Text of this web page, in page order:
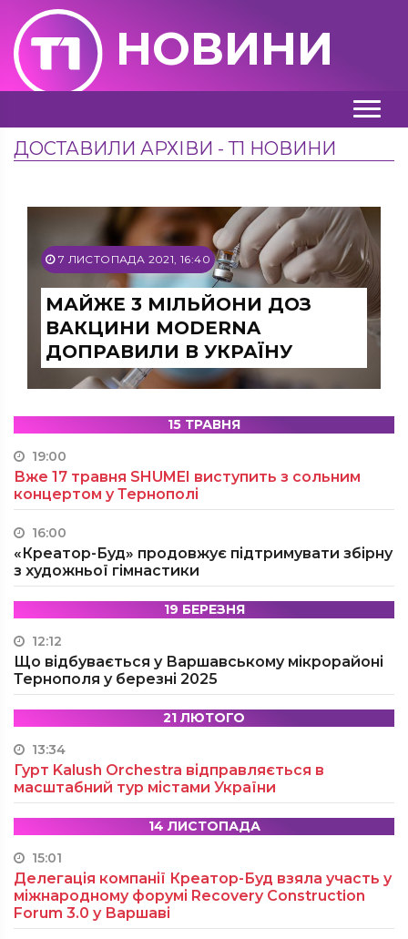
НОВИНИ
ДОСТАВИЛИ АРХІВИ - Т1 НОВИНИ
7 ЛИСТОПАДА 2021, 16:40
МАЙЖЕ 3 МІЛЬЙОНИ ДОЗ
ВАКЦИНИ MODERNA
ДОПРАВИЛИ В УКРАЇНУ
15 ТРАВНЯ
19:00
Вже 17 травня SHUMEI виступить з сольним
концертом у Тернополі
16:00
«Креатор-Буд» продовжує підтримувати збірну
з художньої гімнастики
19 БЕРЕЗНЯ
12:12
Що відбувається у Варшавському мікрорайоні
Тернополя у березні 2025
21 ЛЮТОГО
13:34
Гурт Kalush Orchestra відправляється в
масштабний тур містами України
14 ЛИСТОПАДА
15:01
Делегація компанії Креатор-Буд взяла участь у
міжнародному форумі Recovery Construction
Forum 3.0 у Варшаві